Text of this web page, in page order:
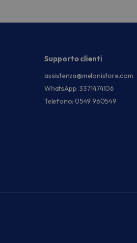
Supporto clienti
assistenza@melonistore.com
WhatsApp: 3371474106
Telefono: 0549 960549